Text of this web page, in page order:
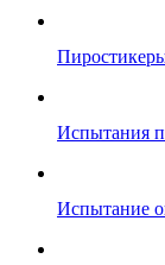
Испытания
Испытание